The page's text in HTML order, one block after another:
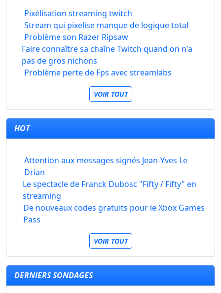
Pixélisation streaming twitch
Stream qui pixelise manque de logique total
Problème son Razer Ripsaw
Faire connaître sa chaîne Twitch quand on n'a
pas de gros nichons
Problème perte de Fps avec streamlabs
VOIR TOUT
HOT
Attention aux messages signés Jean-Yves Le
Drian
Le spectacle de Franck Dubosc "Fifty / Fifty" en
streaming
De nouveaux codes gratuits pour le Xbox Games
Pass
VOIR TOUT
DERNIERS SONDAGES